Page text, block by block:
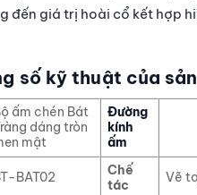
đến giá trị hoài cổ kết hợp
số kỹ thuật của
ấm chén Bát
dáng tròn
mật
Đường
kính
ấm
BAT02
Chế
tác
Vẽ